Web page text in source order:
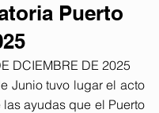
Puerto
DCIEMBRE DE 2025
Junio tuvo lugar el acto
ayudas que el Puerto